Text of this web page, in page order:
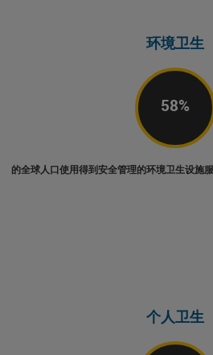
环境卫生
58%
的全球人口使用得到安全管理的环境卫生设施
个人卫生